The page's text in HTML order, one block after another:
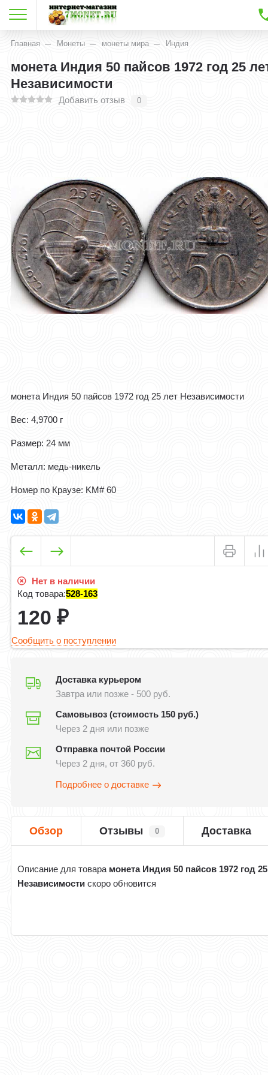
Главная Монеты монеты мира Индия
монета Индия 50 пайсов 1972 год 25
Независимости
Добавить отзыв 0
монета Индия 50 пайсов 1972 год 25 лет Независимости
Вес: 4,9700 г
Размер: 24 мм
Металл: медь-никель
Номер по Краузе: KM# 60
Нет в наличии
Код товара:528-163
120₽
Сообщить о поступлении
Доставка курьером
Завтра или позже - 500 руб.
Самовывоз (стоимость 150 руб.)
Через 2 дня или позже
Отправка почтой России
Через 2 дня, от 360 руб.
Подробнее о доставке
Обзор Отзывы 0 Доставка
Описание для товара монета Индия 50 пайсов 1972 год
Независимости скоро обновится